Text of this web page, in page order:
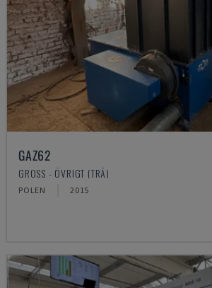
GAZ62
GROSS - ÖVRIGT (TRÄ)
POLEN 2015